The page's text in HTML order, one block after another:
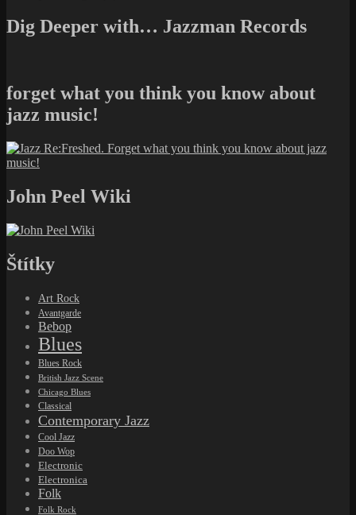
Dig Deeper with… Jazzman Records
forget what you think you know about
jazz music!
John Peel Wiki
Štítky
Art Rock
Avantgarde
Bebop
Blues
Blues Rock
British Jazz Scene
Chicago Blues
Classical
Contemporary Jazz
Cool Jazz
Doo Wop
Electronic
Electronica
Folk
Folk Rock